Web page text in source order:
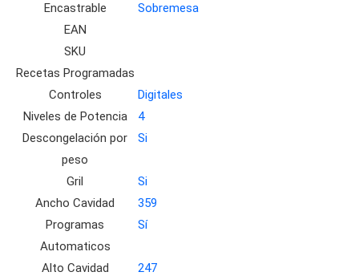
Encastrable
Sobremesa
EAN
SKU
Recetas Programadas
Controles
Digitales
Niveles de Potencia
4
Descongelación por
peso
Si
Gril
Si
Ancho Cavidad
359
Programas
Automaticos
Sí
Alto Cavidad
247